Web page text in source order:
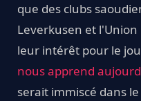
que des clubs
Leverkusen et
leur intérêt pour le
nous apprend
serait immiscé dans le